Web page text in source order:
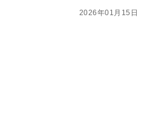
2026年01月15日